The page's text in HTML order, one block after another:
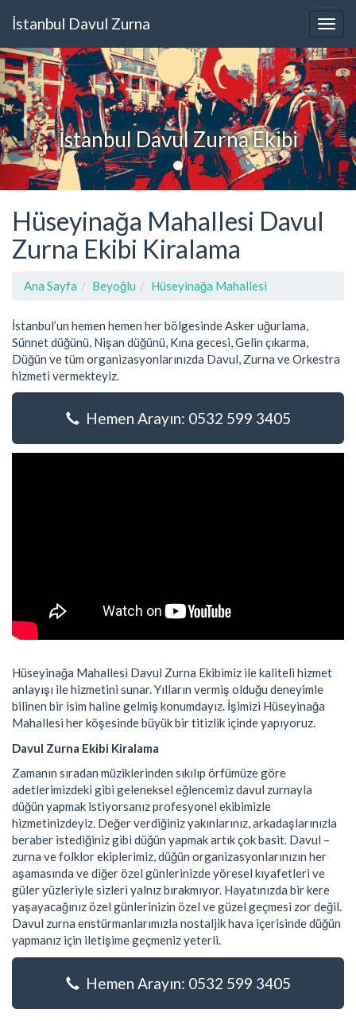
İstanbul Davul Zurna
İstanbul Davul Zurna Ekibi
Hüseyinağa Mahallesi Davul
Zurna Ekibi Kiralama
Ana Sayfa Beyoğlu Hüseyinağa Mahallesi
İstanbul’un hemen hemen her bölgesinde Asker uğurlama,
Sünnet düğünü, Nişan düğünü, Kına gecesi, Gelin çıkarma,
Düğün ve tüm organizasyonlarınızda Davul, Zurna ve Orkestra
hizmeti vermekteyiz.
Hemen Arayın: 0532 599 3405
Hüseyinağa Mahallesi Davul Zurna Ekibimiz ile kaliteli hizmet
anlayışı ile hizmetini sunar. Yılların vermiş olduğu deneyimle
bilinen bir isim haline gelmiş konumdayız. İşimizi Hüseyinağa
Mahallesi her köşesinde büyük bir titizlik içinde yapıyoruz.
Davul Zurna Ekibi Kiralama
Zamanın sıradan müziklerinden sıkılıp örfümüze göre
adetlerimizdeki gibi geleneksel eğlencemiz davul zurnayla
düğün yapmak istiyorsanız profesyonel ekibimizle
hizmetinizdeyiz. Değer verdiğiniz yakınlarınız, arkadaşlarınızla
beraber istediğiniz gibi düğün yapmak artık çok basit. Davul –
zurna ve folklor ekiplerimiz, düğün organizasyonlarınızın her
aşamasında ve diğer özel günlerinizde yöresel kıyafetleri ve
güler yüzleriyle sizleri yalnız bırakmıyor. Hayatınızda bir kere
yaşayacağınız özel günlerinizin özel ve güzel geçmesi zor değil.
Davul zurna enstürmanlarımızla nostaljik hava içerisinde düğün
yapmanız için iletişime geçmeniz yeterli.
Hemen Arayın: 0532 599 3405